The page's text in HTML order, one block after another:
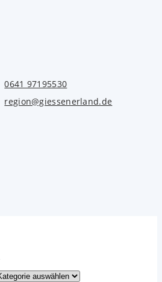
0641 97195530
region@giessenerland.de